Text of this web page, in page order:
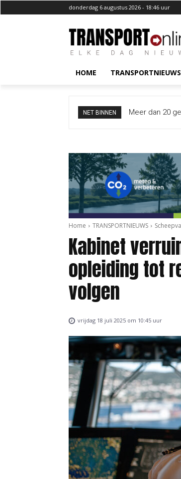
donderdag 6 augustus 2026 - 18:46 uur
HOME TRANSPORTNIEUWS
NET BINNEN I&W
Home TRANSPORTNIEUWS
Kabinet
opleiding tot
volgen
vrijdag 18 juli 2025 om 10:45 uur